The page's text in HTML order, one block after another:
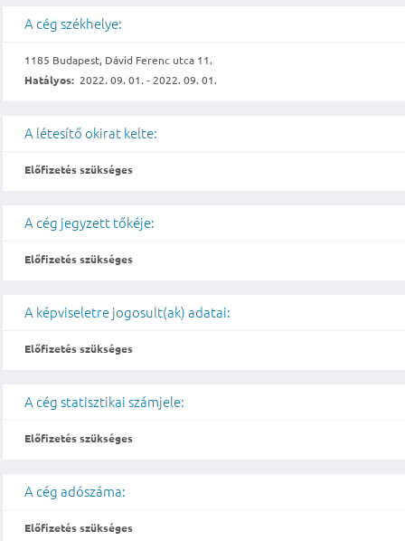
A cég székhelye:
1185 Budapest, Dávid Ferenc utca 11.
Hatályos: 2022. 09. 01. - 2022. 09. 01.
A létesítő okirat kelte:
Előfizetés szükséges
A cég jegyzett tőkéje:
Előfizetés szükséges
A képviseletre jogosult(ak) adatai:
Előfizetés szükséges
A cég statisztikai számjele:
Előfizetés szükséges
A cég adószáma:
Előfizetés szükséges